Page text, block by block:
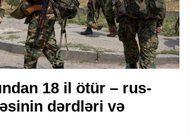
18 il ötür – rus-
dərdləri və